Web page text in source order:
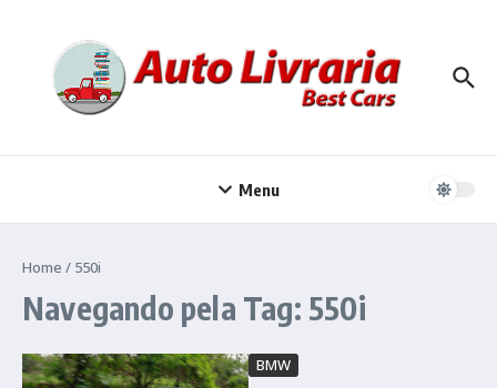
Menu
Home / 550i
Navegando pela Tag: 550i
BMW